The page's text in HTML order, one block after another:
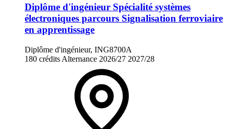
Diplôme d'ingénieur Spécialité systèmes
électroniques parcours Signalisation ferroviaire
en apprentissage
Diplôme d'ingénieur, ING8700A
180 crédits Alternance 2026/27 2027/28